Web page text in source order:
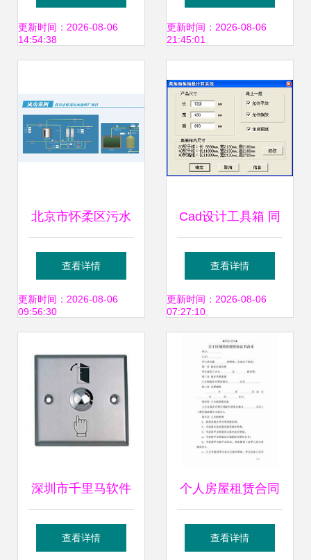
色再定义与风险重
更新时间：2026-08-06
14:54:38
OEM买断式销售代
值与实践逻辑
更新时间：2026-08-06
21:45:01
北京市怀柔区污水
处理厂软件开发 智
慧水务赋能绿色生
查看详情
更新时间：2026-08-06
09:56:30
Cad设计工具箱 同
舟2006与智能打包
方案的双重革新
查看详情
更新时间：2026-08-06
07:27:10
深圳市千里马软件
开发产品中心 专业
查看详情
个人房屋租赁合同
（软件开发者专用
查看详情